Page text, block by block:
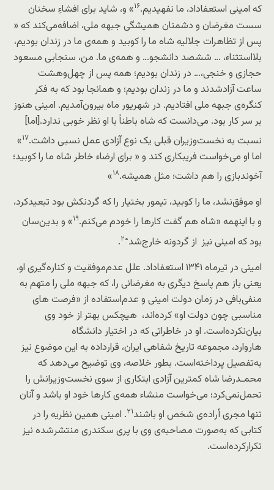
که امینی استعفاداد، ما نفهیدیم.۱۶» و، شاید برای افشاءِ سخنان
سست مغرضان و دشمنان همیشگی جبهه ملی، اضافه‌می‌کند که «
پس از تظاهرات جلالیه شاه ما را کوبید و همه‌ی ما در زندان بودیم،
بلااستثناء، … ششصد دانشجو… و همه‌ی ما. من، سنجابی مسعود
حجازی و خنجی،… در زندان بودیم؛ همه پس از چهل‌وهشت
ساعت آزادشدند و ما در زندان بودیم؛ و همانجا بود که به فکر
کنگره‌ی جبهه ملی افتادیم. در شهریور ماه بیرون‌آمدیم. امینی هنوز
بر سر کار بود. می‌دانست که شاه باطناً با او نظر خوبی ندارد.[اما]
نسبت به نخست‌وزیران قبلی یک نوع آزادی عمل نسبی داشت.۱۷»
اما او می‌خواست فریبکاری کند و « برای ارضاء خاطر شاه ما را کوبید؛
آخوندبازی را هم داشت؛ مثل همیشه.۱۸»
او موفق‌نشد، ما را کوبید، تیمور بختیار را که گردنکش بود تبعید‌کرد،
و با اینهمه «شاه هم گفت کارها را خودم می‌کنم.۱۹» و بدین‌سان
بود که امینی نیز از گردونه خارج‌شد۲۰.
امینی در تیرماه ۱۳۴۱ استعفاداد. علل عدم‌موفقیت و کناره‌گیری او،
یعنی باز هم پاسخ دیگری به مغرضانی را، که جبهه ملی را متهم به
منفی‌بافی در زمان دولت امینی و عدم‌استفاده از «فرصت های
مناسبی چون دولت او» کرده‌اند، هیچکس بهتر از خود وی
بیان‌نکرده‌است. او در خاطراتی که در اختیار دانشگاه
هاروارد، مجموعه تاریخ شفاهی ایران، قرارداده به این موضوع نیز
به‌تفصیل پرداخته‌است. بطور خلاصه، وی توضیح می‌دهد که
محمـدرضا شاه کمترین آزادی ابتکاری از سوی نخست‌وزیرانش را
تحمل‌نمی‌کرد؛ می‌خواست منشاء همه‌ی کارها خود او باشد و آنان
تنها مجری أراده‌ی شخص او باشند۲۱. امینی همین نظریه را در
کتابی که به‌صورت مصاحبه‌ی وی با پری سکندری منتشر‌شده نیز
تکرارکرده‌است.